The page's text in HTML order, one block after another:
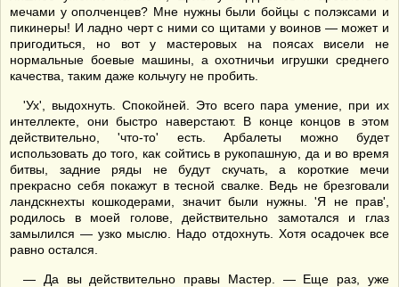
мечами у ополченцев? Мне нужны были бойцы с полэксами и
пикинеры! И ладно черт с ними со щитами у воинов — может и
пригодиться, но вот у мастеровых на поясах висели не
нормальные боевые машины, а охотничьи игрушки среднего
качества, таким даже кольчугу не пробить.
'Ух', выдохнуть. Спокойней. Это всего пара умение, при их
интеллекте, они быстро наверстают. В конце концов в этом
действительно, 'что-то' есть. Арбалеты можно будет
использовать до того, как сойтись в рукопашную, да и во время
битвы, задние ряды не будут скучать, а короткие мечи
прекрасно себя покажут в тесной свалке. Ведь не брезговали
ландскнехты кошкодерами, значит были нужны. 'Я не прав',
родилось в моей голове, действительно замотался и глаз
замылился — узко мыслю. Надо отдохнуть. Хотя осадочек все
равно остался.
— Да вы действительно правы Мастер. — Еще раз, уже